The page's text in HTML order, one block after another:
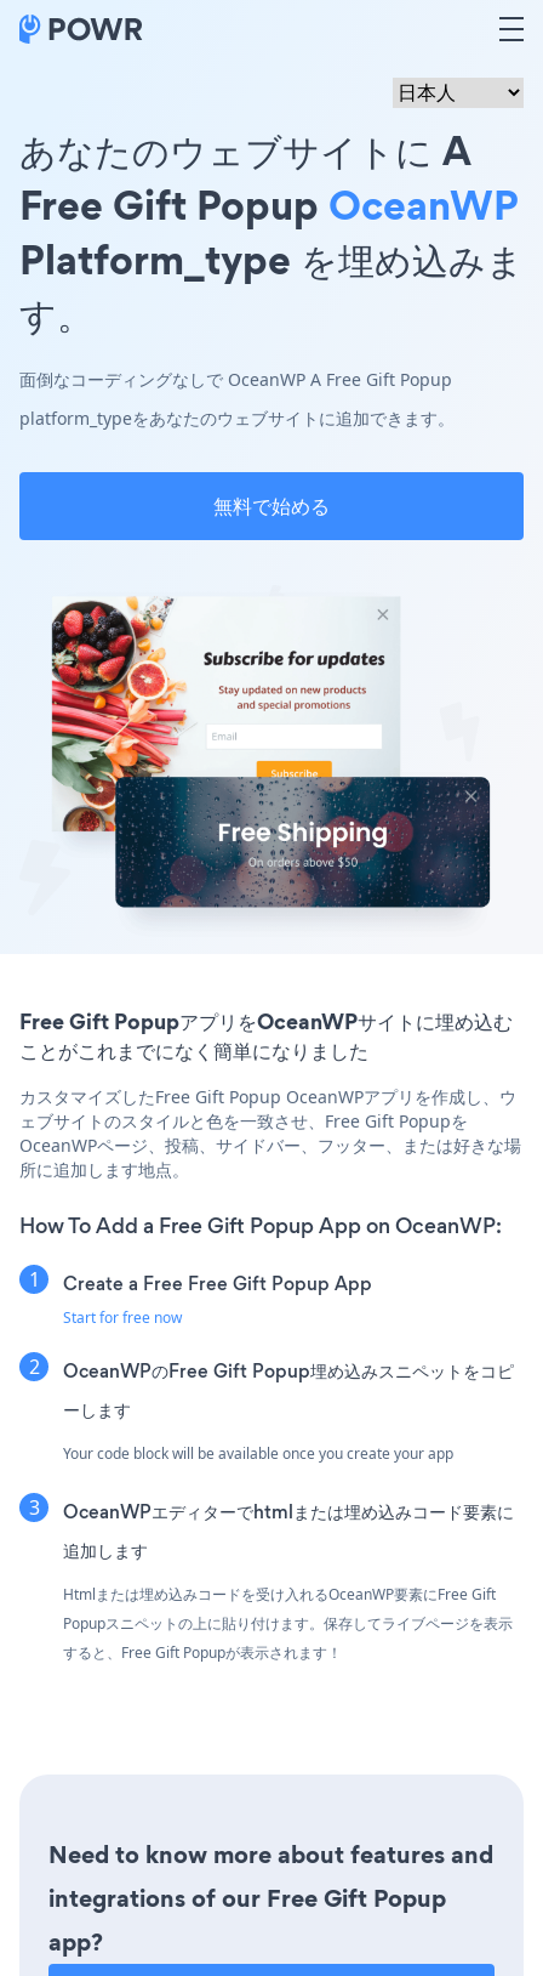
あなたのウェブサイトに A
Free Gift Popup OceanWP
Platform_type を埋め込みま
す。
面倒なコーディングなしで OceanWP A Free Gift Popup
platform_typeをあなたのウェブサイトに追加できます。
無料で始める
Free Gift PopupアプリをOceanWPサイトに埋め込む
ことがこれまでになく簡単になりました
カスタマイズしたFree Gift Popup OceanWPアプリを作成し、ウ
ェブサイトのスタイルと色を一致させ、Free Gift Popupを
OceanWPページ、投稿、サイドバー、フッター、または好きな場
所に追加します地点。
How To Add a Free Gift Popup App on OceanWP:
Create a Free Free Gift Popup App
Start for free now
OceanWPのFree Gift Popup埋め込みスニペットをコピ
ーします
Your code block will be available once you create your app
OceanWPエディターでhtmlまたは埋め込みコード要素に
追加します
Htmlまたは埋め込みコードを受け入れるOceanWP要素にFree Gift
Popupスニペットの上に貼り付けます。保存してライブページを表示
すると、Free Gift Popupが表示されます！
Need to know more about features and
integrations of our Free Gift Popup
app?